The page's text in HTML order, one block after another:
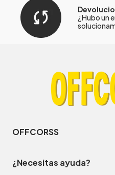
¿Hubo un
OFFCORSS
¿Necesitas ayuda?